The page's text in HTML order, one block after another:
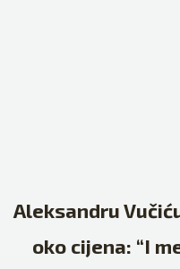
Aleksandru
oko cijena: “I